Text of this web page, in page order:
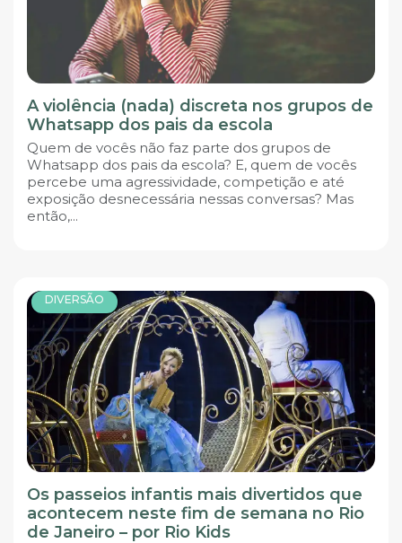
A violência (nada) discreta nos grupos de
Whatsapp dos pais da escola
Quem de vocês não faz parte dos grupos de
Whatsapp dos pais da escola? E, quem de vocês
percebe uma agressividade, competição e até
exposição desnecessária nessas conversas? Mas
então,...
DIVERSÃO
Os passeios infantis mais divertidos que
acontecem neste fim de semana no Rio
de Janeiro – por Rio Kids